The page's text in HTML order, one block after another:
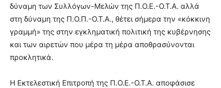
δύναμη των Συλλόγων-Μελών της Π.Ο.Ε.-Ο.Τ.Α. αλλά
στη δύναμη της Π.Ο.Π.-Ο.Τ.Α., θέτει σήμερα την «κόκκινη
γραμμή» της στην εγκληματική πολιτική της κυβέρνησης
και των αιρετών που μέρα τη μέρα αποθρασύνονται
προκλητικά.
Η Εκτελεστική Επιτροπή της Π.Ο.Ε.-Ο.Τ.Α. αποφάσισε